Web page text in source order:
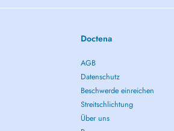
Doctena
AGB
Datenschutz
Beschwerde einreichen
Streitschlichtung
Über uns